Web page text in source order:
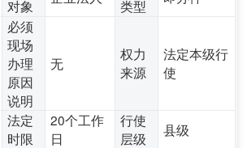
对象
类型
必须
现场
办理
原因
说明
无
权力
来源
法定本级行
使
法定
时限
20个工作
日
行使
层级
县级